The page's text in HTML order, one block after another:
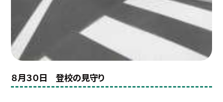
８月３０日 登校の見守り